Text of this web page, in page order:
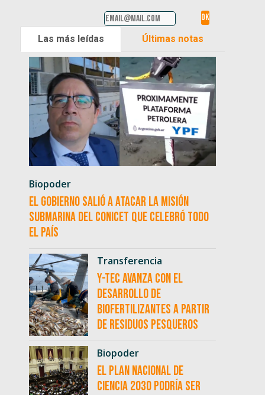
Las más leídas Últimas notas
Biopoder
El Gobierno salió a atacar la misión
submarina del CONICET que celebró todo
el país
Transferencia
Y-TEC avanza con el
desarrollo de
biofertilizantes a partir
de residuos pesqueros
Biopoder
El Plan Nacional de
Ciencia 2030 podría ser